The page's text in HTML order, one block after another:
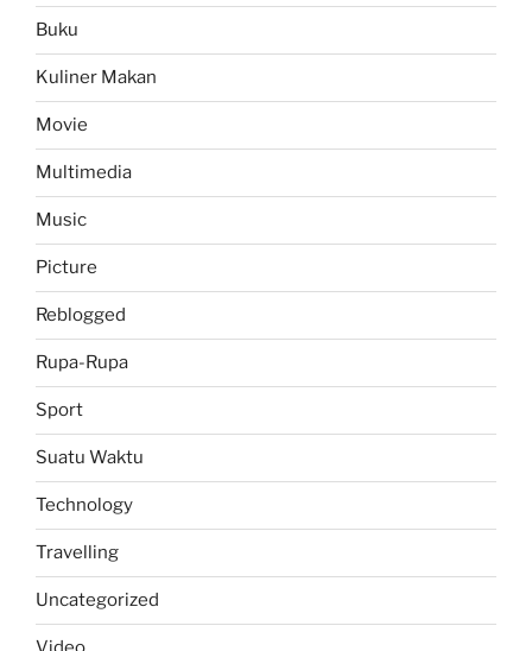
Buku
Kuliner Makan
Movie
Multimedia
Music
Picture
Reblogged
Rupa-Rupa
Sport
Suatu Waktu
Technology
Travelling
Uncategorized